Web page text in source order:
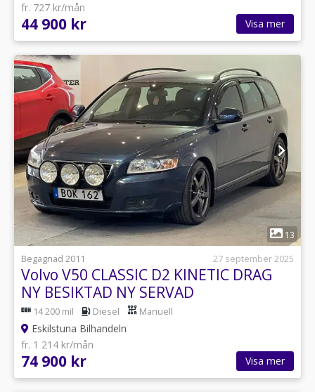
fr. 727 kr/mån
44 900 kr Visa mer
1
13
Begagnad 2011
27 september 2025
Volvo V50 CLASSIC D2 KINETIC DRAG
NY BESIKTAD NY SERVAD
14 200 mil Diesel Manuell
Eskilstuna Bilhandeln
fr. 1 214 kr/mån
74 900 kr Visa mer